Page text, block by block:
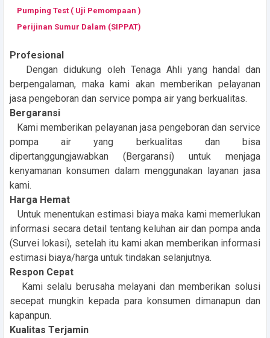
Pumping Test ( Uji Pemompaan )
Perijinan Sumur Dalam (SIPPAT)
Profesional
Dengan didukung oleh Tenaga Ahli yang handal dan
berpengalaman, maka kami akan memberikan pelayanan
jasa pengeboran dan service pompa air yang berkualitas.
Bergaransi
Kami memberikan pelayanan jasa pengeboran dan service
pompa air yang berkualitas dan bisa
dipertanggungjawabkan (Bergaransi) untuk menjaga
kenyamanan konsumen dalam menggunakan layanan jasa
kami.
Harga Hemat
Untuk menentukan estimasi biaya maka kami memerlukan
informasi secara detail tentang keluhan air dan pompa anda
(Survei lokasi), setelah itu kami akan memberikan informasi
estimasi biaya/harga untuk tindakan selanjutnya.
Respon Cepat
Kami selalu berusaha melayani dan memberikan solusi
secepat mungkin kepada para konsumen dimanapun dan
kapanpun.
Kualitas Terjamin